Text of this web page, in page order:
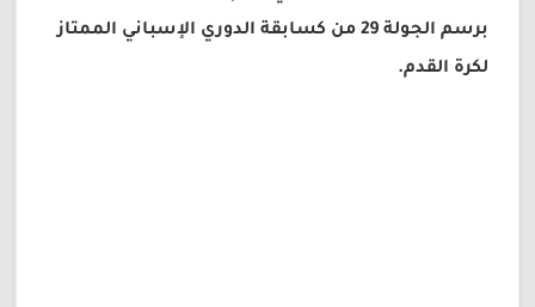
برسم الجولة 29 من كسابقة الدوري الإسباني الممتاز
لكرة القدم.